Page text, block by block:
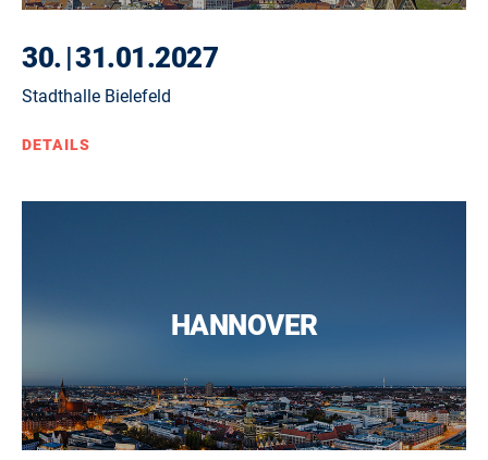
30. |31.01.2027
Stadthalle Bielefeld
DETAILS
HANNOVER